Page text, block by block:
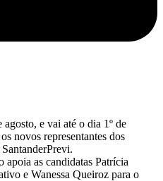
e vai até o dia 1º de
novos representantes dos
as candidatas Patrícia
e Wanessa Queiroz para o